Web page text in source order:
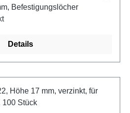
Befestigungslöcher
Details